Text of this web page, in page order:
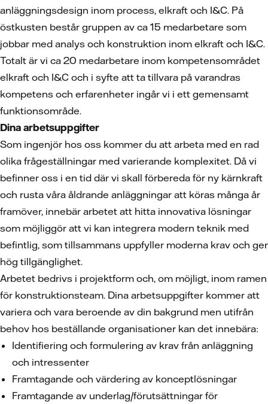
anläggningsdesign inom process, elkraft och I&C. På
östkusten består gruppen av ca 15 medarbetare som
jobbar med analys och konstruktion inom elkraft och I&C.
Totalt är vi ca 20 medarbetare inom kompetensområdet
elkraft och I&C och i syfte att ta tillvara på varandras
kompetens och erfarenheter ingår vi i ett gemensamt
funktionsområde.
Dina arbetsuppgifter
Som ingenjör hos oss kommer du att arbeta med en rad
olika frågeställningar med varierande komplexitet. Då vi
befinner oss i en tid där vi skall förbereda för ny kärnkraft
och rusta våra åldrande anläggningar att köras många år
framöver, innebär arbetet att hitta innovativa lösningar
som möjliggör att vi kan integrera modern teknik med
befintlig, som tillsammans uppfyller moderna krav och ger
hög tillgänglighet.
Arbetet bedrivs i projektform och, om möjligt, inom ramen
för konstruktionsteam. Dina arbetsuppgifter kommer att
variera och vara beroende av din bakgrund men utifrån
behov hos beställande organisationer kan det innebära:
Identifiering och formulering av krav från anläggning
och intressenter
Framtagande och värdering av konceptlösningar
Framtagande av underlag/förutsättningar för